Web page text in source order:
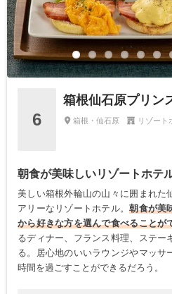
6
箱根仙石原プリン
箱根・仙石原 リゾー
朝食が美味しいリゾートホテ
美しい箱根外輪山の山々に囲まれた
アリーなリゾートホテル。朝食が美
から好きな方を選んで食べることが
るディナー、フランス料理、ステー
る。居心地のいいラウンジやマッサ
時間を過ごすことができるだろう。